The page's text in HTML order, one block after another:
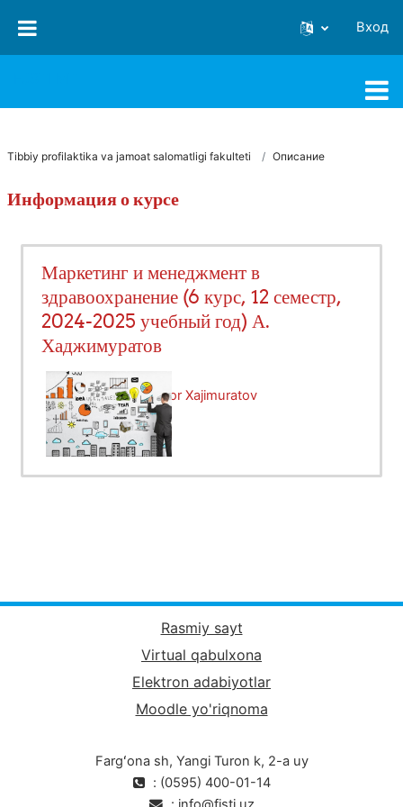
Вход
Tibbiy profilaktika va jamoat salomatligi fakulteti Описание
Информация о курсе
Маркетинг и менеджмент в
здравоохранение (6 курс, 12 семестр,
2024-2025 учебный год) А.
Хаджимуратов
Учитель:Abdukaxxor Xajimuratov
Rasmiy sayt
Virtual qabulxona
Elektron adabiyotlar
Moodle yo'riqnoma
Fargʻona sh, Yangi Turon k, 2-a uy
: (0595) 400-01-14